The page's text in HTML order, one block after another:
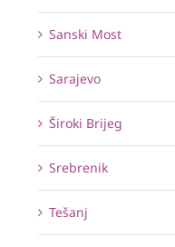
Sanski Most
Sarajevo
Široki Brijeg
Srebrenik
Tešanj